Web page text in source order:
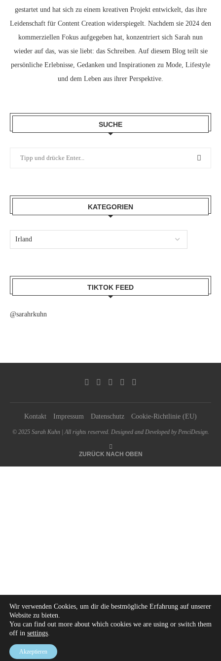
gestartet und hat sich zu einem kreativen Projekt entwickelt, das ihre
Leidenschaft für Content Creation widerspiegelt. Nachdem sie 2024 den
kommerziellen Fokus aufgegeben hat, konzentriert sich Sarah nun
wieder auf das, was sie liebt: das Schreiben. Auf diesem Blog teilt sie
persönliche Erlebnisse, Gedanken und Inspirationen zu Mode, Lifestyle
und dem Leben aus ihrer Perspektive.
SUCHE
KATEGORIEN
TIKTOK FEED
@sarahrkuhn
Kontakt Impressum Datenschutz Cookie-Richtlinie (EU)
© 2025 Sarah Kuhn | All rights reserved. Designed and Developed by PenciDesign.
ZURÜCK NACH OBEN
Wir verwenden Cookies, um dir die bestmögliche Erfahrung auf unserer
Website zu bieten.
You can find out more about which cookies we are using or switch them
off in settings.
Akzeptieren